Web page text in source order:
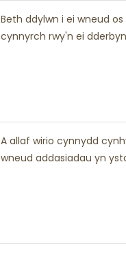
Beth ddylwn i ei wneud
cynnyrch rwy'n ei
A allaf wirio cynnydd
wneud addasiadau yn